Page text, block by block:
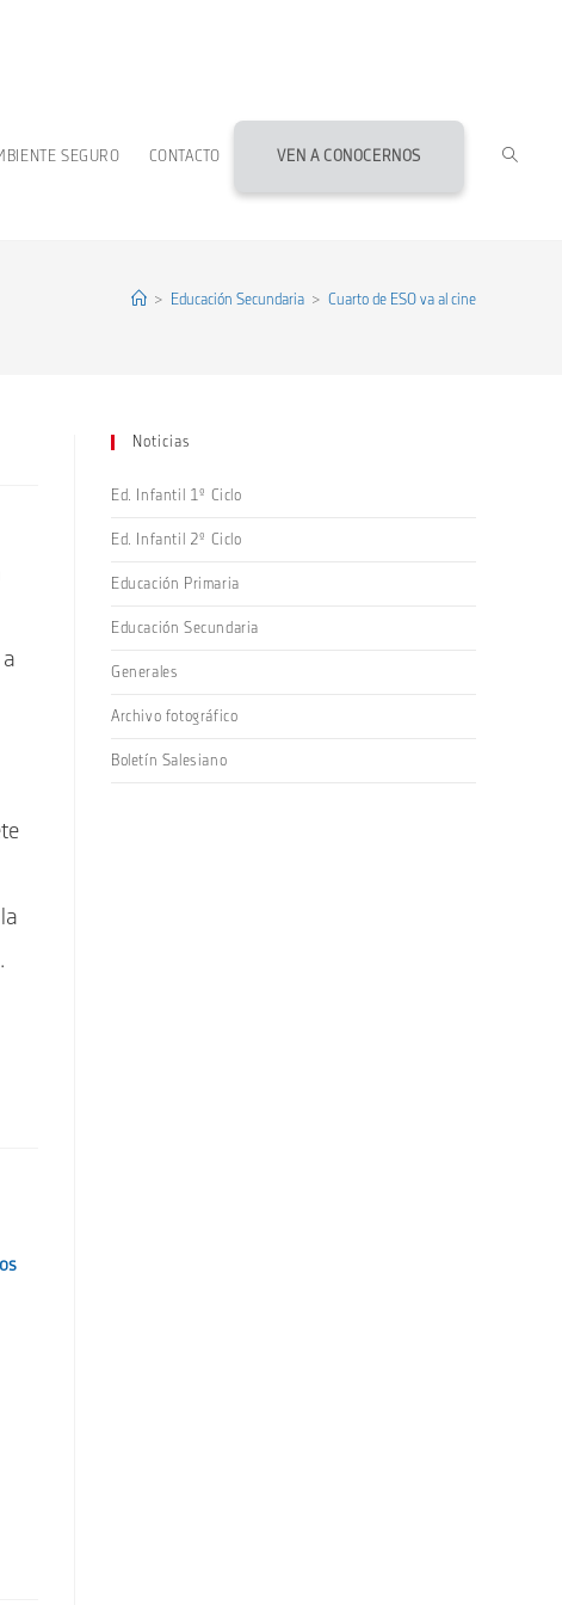
SEGURO CONTACTO VEN A CONOCERNOS
> Educación Secundaria > Cuarto de ESO va al cine
Noticias
Ed. Infantil 1º Ciclo
Ed. Infantil 2º Ciclo
Educación Primaria
Educación Secundaria
Generales
Archivo fotográfico
Boletín Salesiano